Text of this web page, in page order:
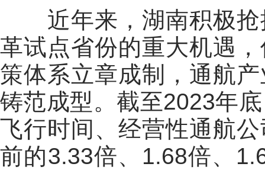
近年来，湖南积极抢
革试点省份的重大机遇
策体系立章成制，通航
铸范成型。截至2023年
飞行时间、经营性通航
前的3.33倍、1.68倍、